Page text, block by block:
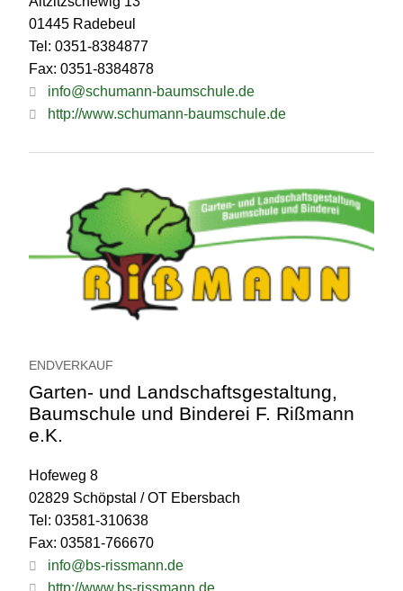
01445 Radebeul
Tel: 0351-8384877
Fax: 0351-8384878
info@schumann-baumschule.de
http://www.schumann-baumschule.de
ENDVERKAUF
Garten- und Landschaftsgestaltung,
Baumschule und Binderei F. Rißmann
e.K.
Hofeweg 8
02829 Schöpstal / OT Ebersbach
Tel: 03581-310638
Fax: 03581-766670
info@bs-rissmann.de